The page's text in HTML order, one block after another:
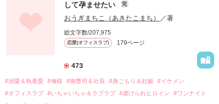
幼なじみの哲平に淡い恋心を抱いていた美桜。
しかし、ある出来事をきっかけに二人の関係は壊れてしまう。
関係修復もできないまま、美桜は両親の離婚によって
引っ越すことになり、哲平とも離れ離れになった。
それから約十二年後。
過去の傷から、二度と会いたくないと思っていた哲平に
運命のような再会を果たす。
して孕ませたい
完
おうぎまちこ（あきたこまち） ／著
総文字数/207,975
恋愛(オフィスラブ) 179ページ
473
#溺愛＆執着愛 #俺様 #御曹司＆社長 #身ごもり＆妊娠 #イケメン
#オフィスラブ #いちゃいちゃ＆ラブラブ #虐げられヒロイン
#ワンナイト